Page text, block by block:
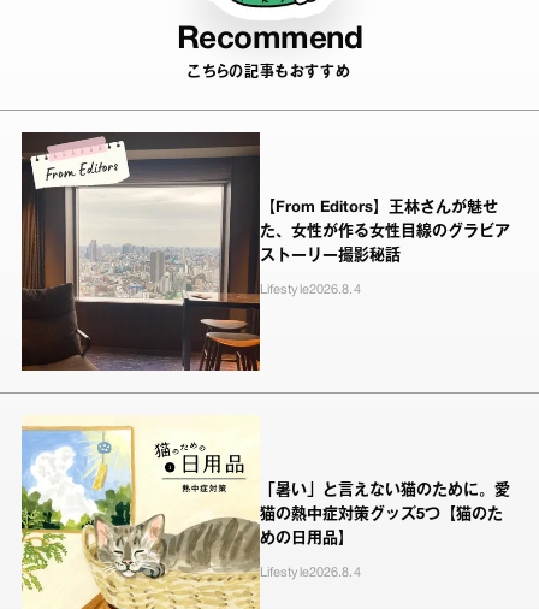
Recommend
こちらの記事もおすすめ
【From Editors】王林さんが魅せ
た、女性が作る女性目線のグラビア
ストーリー撮影秘話
Lifestyle2026.8.4
「暑い」と言えない猫のために。愛
猫の熱中症対策グッズ5つ【猫のた
めの日用品】
Lifestyle2026.8.4